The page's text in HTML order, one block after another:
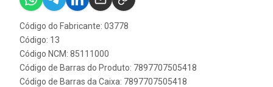
Código do Fabricante: 03778
Código: 13
Código NCM: 85111000
Código de Barras do Produto: 7897707505418
Código de Barras da Caixa: 7897707505418